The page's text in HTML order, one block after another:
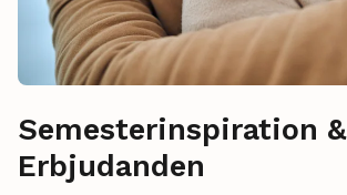
Semesterinspiration &
Erbjudanden